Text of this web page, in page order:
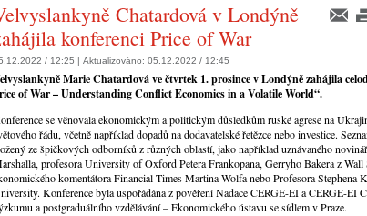
Chatardová v Londýně
konferenci Price of War
/ 12:25 | Aktualizováno: 05.12.2022 / 12:45
Marie Chatardová ve čtvrtek 1. prosince v Londýně zahájila
of War – Understanding Conflict Economics in a Volatile World“.
se věnovala ekonomickým a politickým důsledkům ruské agrese na
řádu, včetně například dopadů na dodavatelské řetězce nebo investice.
ze špičkových odborníků z různých oblastí, jako například uznávaného
profesora University of Oxford Petera Frankopana, Gerryho Bakera z Wall
komentátora Financial Times Martina Wolfa nebo Profesora Stephena
Konference byla uspořádána z pověření Nadace CERGE-EI a CERGE-EI
a postgraduálního vzdělávání – Ekonomického ústavu se sídlem v Praze.